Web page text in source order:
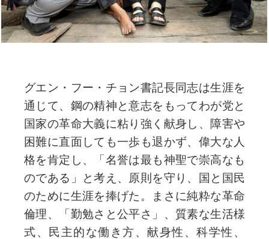
グエン・フー・チョン書記長同志は生涯を
通じて、鋼の精神と意志をもってわが党と
国家の革命大義に粘り強く献身し、障害や
困難に直面しても一歩も退かず、偉大な人
格を肯定し、「名誉は最も神聖で崇高なも
のである」と考え、原則を守り、国と国民
のために生涯を捧げた。まさに純粋な革命
倫理、「勤勉さと公平さ」、質素な生活様
式、民主的な働き方、献身性、科学性、